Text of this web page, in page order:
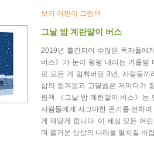
보리 어린이 그림책
그날 밤 계란말이 버스
2019년 출간되어 수많은 독자들에
버스》가 눈이 펑펑 내리는 겨울밤
로 모든 게 멈춰버린 3년, 사람들
삶의 힘겨움과 고달픔은 저마다가
림책 《그날 밤 계란말이 버스》는
사람들에게 자그마한 온기를 전하
게 깨닫게 합니다. 이 세상 모든 어
며 즐거운 상상의 나래를 펼치길 바